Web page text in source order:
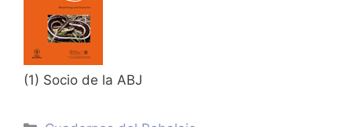
(1) Socio de la ABJ